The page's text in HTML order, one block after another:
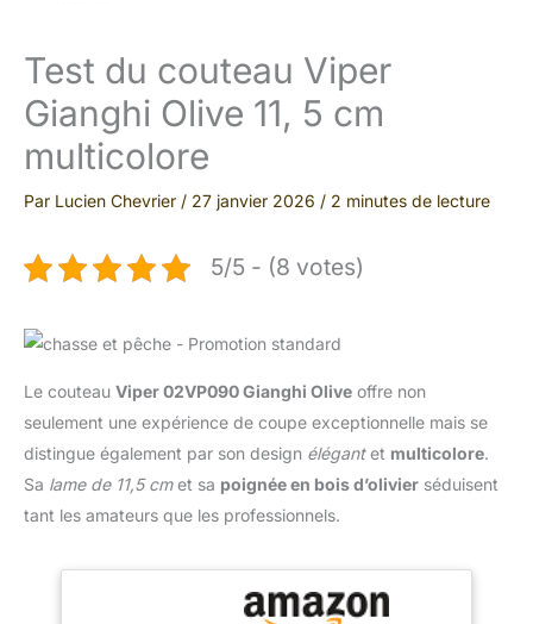
Test du couteau Viper
Gianghi Olive 11, 5 cm
multicolore
Par Lucien Chevrier / 27 janvier 2026 / 2 minutes de lecture
5/5 - (8 votes)
Le couteau Viper 02VP090 Gianghi Olive offre non
seulement une expérience de coupe exceptionnelle mais se
distingue également par son design élégantet multicolore.
Sa lame de 11,5 cmet sa poignée en bois d’olivier séduisent
tant les amateurs que les professionnels.